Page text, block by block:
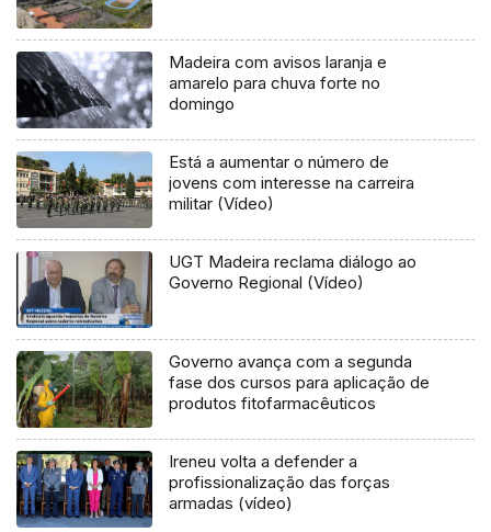
Madeira com avisos laranja e
amarelo para chuva forte no
domingo
Está a aumentar o número de
jovens com interesse na carreira
militar (Vídeo)
UGT Madeira reclama diálogo ao
Governo Regional (Vídeo)
Governo avança com a segunda
fase dos cursos para aplicação de
produtos fitofarmacêuticos
Ireneu volta a defender a
profissionalização das forças
armadas (vídeo)